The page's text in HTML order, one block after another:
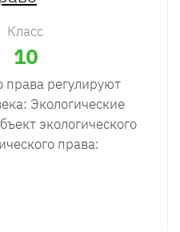
Класс
10
права регулируют
Экологические
экологического
права: